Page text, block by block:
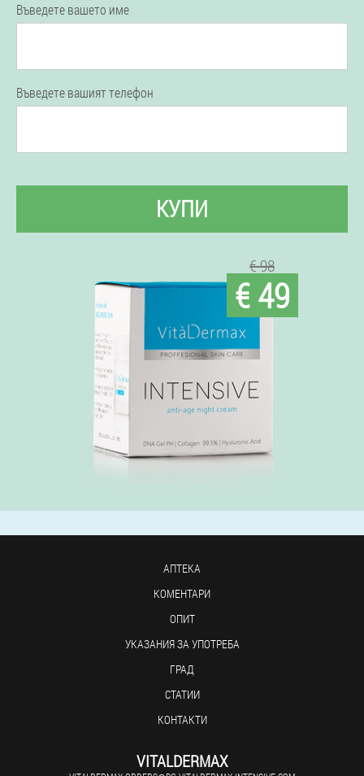
Въведете вашето име
Въведете вашият телефон
КУПИ
€ 98
€ 49
АПТЕКА
КОМЕНТАРИ
ОПИТ
УКАЗАНИЯ ЗА УПОТРЕБА
ГРАД
СТАТИИ
КОНТАКТИ
VITALDERMAX